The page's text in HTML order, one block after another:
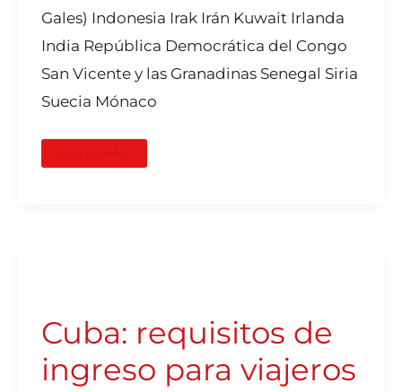
Gales) Indonesia Irak Irán Kuwait Irlanda
India República Democrática del Congo
San Vicente y las Granadinas Senegal Siria
Suecia Mónaco
LEER MÁS
Cuba: requisitos de
ingreso para viajeros
VIAJEROS
DE
COLOMBIA